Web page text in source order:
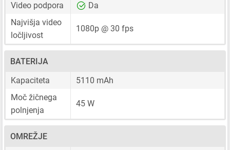
Video podpora
Da
Najvišja video
ločljivost
1080p @ 30 fps
BATERIJA
Kapaciteta
5110 mAh
Moč žičnega
polnjenja
45 W
OMREŽJE